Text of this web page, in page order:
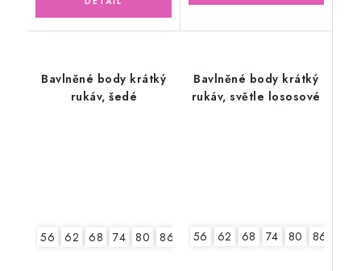
Bavlněné body krátký
rukáv, šedé
56 62 68 74 80 86 92
Bavlněné body krátký
rukáv, světle lososové
56 62 68 74 80 86